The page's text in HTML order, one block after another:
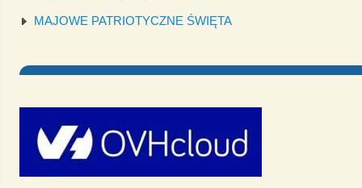
MAJOWE PATRIOTYCZNE ŚWIĘTA